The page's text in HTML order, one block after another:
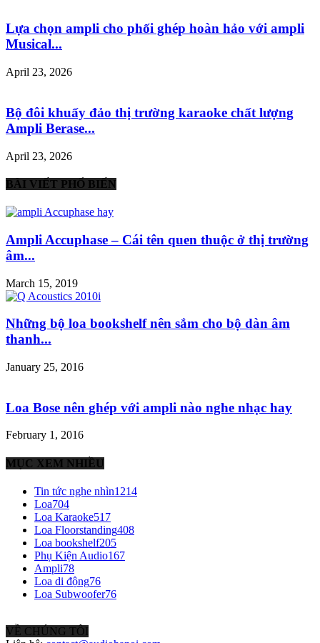
Lựa chọn ampli cho phối ghép hoàn hảo với ampli
Musical...
April 23, 2026
Bộ đôi khuấy đảo thị trường karaoke chất lượng
Ampli Berase...
April 23, 2026
BÀI VIẾT PHỔ BIẾN
Ampli Accuphase – Cái tên quen thuộc ở thị trường
âm...
March 15, 2019
Những bộ loa bookshelf nên sắm cho bộ dàn âm
thanh...
January 25, 2016
Loa Bose nên ghép với ampli nào nghe nhạc hay
February 1, 2016
MỤC XEM NHIỀU
Tin tức nghe nhìn1214
Loa704
Loa Karaoke517
Loa Floorstanding408
Loa bookshelf205
Phụ Kiện Audio167
Ampli78
Loa di động76
Loa Subwoofer76
VỀ CHÚNG TÔI